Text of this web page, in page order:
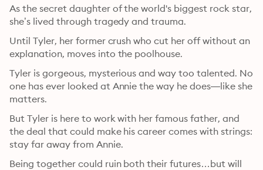
As the secret daughter of the world's biggest rock star,
she’s lived through tragedy and trauma.
Until Tyler, her former crush who cut her off without an
explanation, moves into the poolhouse.
Tyler is gorgeous, mysterious and way too talented. No
one has ever looked at Annie the way he does—like she
matters.
But Tyler is here to work with her famous father, and
the deal that could make his career comes with strings:
stay far away from Annie.
Being together could ruin both their futures…but will